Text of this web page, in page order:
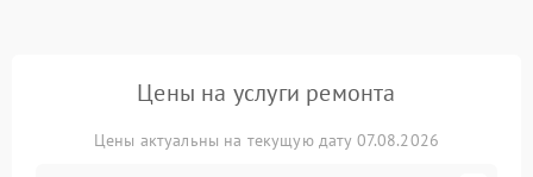
Цены на услуги ремонта
Цены актуальны на текущую дату 07.08.2026